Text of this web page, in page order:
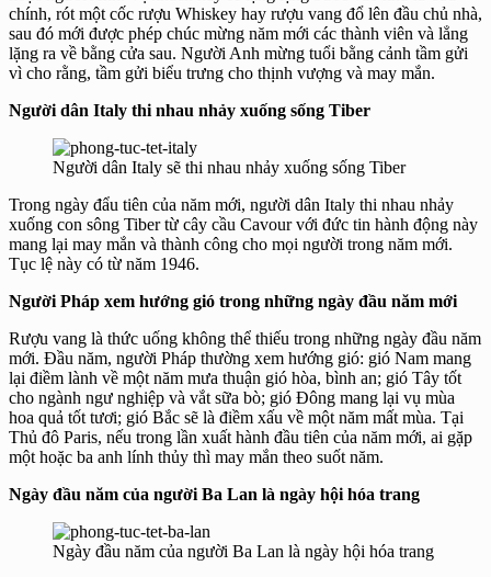
chính, rót một cốc rượu Whiskey hay rượu vang đổ lên đầu chủ nhà,
sau đó mới được phép chúc mừng năm mới các thành viên và lẳng
lặng ra về bằng cửa sau. Người Anh mừng tuổi bằng cảnh tầm gửi
vì cho rằng, tầm gửi biểu trưng cho thịnh vượng và may mắn.
Người dân Italy thi nhau nhảy xuống sống Tiber
Người dân Italy sẽ thi nhau nhảy xuống sống Tiber
Trong ngày đẩu tiên của năm mới, người dân Italy thi nhau nhảy
xuống con sông Tiber từ cây cầu Cavour với đức tin hành động này
mang lại may mắn và thành công cho mọi người trong năm mới.
Tục lệ này có từ năm 1946.
Người Pháp xem hướng gió trong những ngày đầu năm mới
Rượu vang là thức uống không thể thiếu trong những ngày đầu năm
mới. Đầu năm, người Pháp thường xem hướng gió: gió Nam mang
lại điềm lành về một năm mưa thuận gió hòa, bình an; gió Tây tốt
cho ngành ngư nghiệp và vắt sữa bò; gió Đông mang lại vụ mùa
hoa quả tốt tươi; gió Bắc sẽ là điềm xấu về một năm mất mùa. Tại
Thủ đô Paris, nếu trong lần xuất hành đầu tiên của năm mới, ai gặp
một hoặc ba anh lính thủy thì may mắn theo suốt năm.
Ngày đầu năm của người Ba Lan là ngày hội hóa trang
Ngày đầu năm của người Ba Lan là ngày hội hóa trang